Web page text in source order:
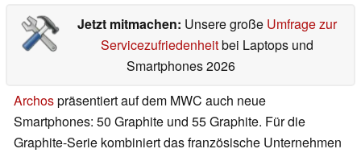
Jetzt mitmachen: Unsere große Umfrage zur
Servicezufriedenheitbei Laptops und
Smartphones 2026
Archospräsentiert auf dem MWC auch neue
Smartphones: 50 Graphite und 55 Graphite. Für die
Graphite-Serie kombiniert das französische Unternehmen